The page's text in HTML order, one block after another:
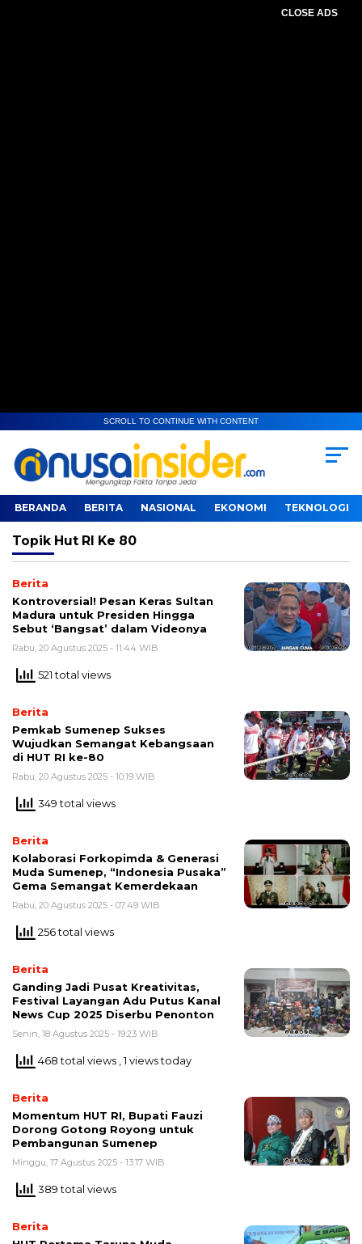
CLOSE ADS
SCROLL TO CONTINUE WITH CONTENT
BERANDA BERITA NASIONAL EKONOMI TEKNOLOGI
Topik Hut RI Ke 80
Berita
Kontroversial! Pesan Keras Sultan
Madura untuk Presiden Hingga
Sebut ‘Bangsat’ dalam Videonya
Rabu, 20 Agustus 2025 - 11:44 WIB
521 total views
Berita
Pemkab Sumenep Sukses
Wujudkan Semangat Kebangsaan
di HUT RI ke-80
Rabu, 20 Agustus 2025 - 10:19 WIB
349 total views
Berita
Kolaborasi Forkopimda & Generasi
Muda Sumenep, “Indonesia Pusaka”
Gema Semangat Kemerdekaan
Rabu, 20 Agustus 2025 - 07:49 WIB
256 total views
Berita
Ganding Jadi Pusat Kreativitas,
Festival Layangan Adu Putus Kanal
News Cup 2025 Diserbu Penonton
Senin, 18 Agustus 2025 - 19:23 WIB
468 total views , 1 views today
Berita
Momentum HUT RI, Bupati Fauzi
Dorong Gotong Royong untuk
Pembangunan Sumenep
Minggu, 17 Agustus 2025 - 13:17 WIB
389 total views
Berita